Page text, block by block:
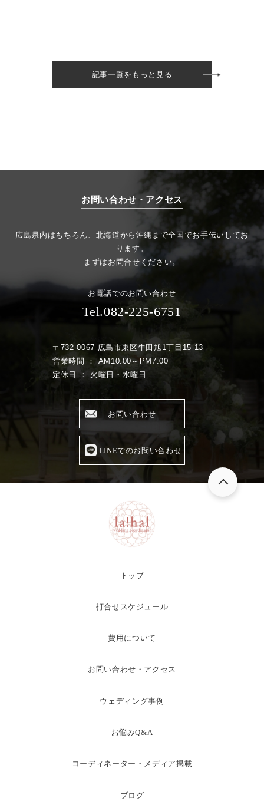
記事一覧をもっと見る
お問い合わせ・アクセス
広島県内はもちろん、北海道から沖縄まで全国でお手伝いしてお
ります。
まずはお問合せください。
お電話でのお問い合わせ
Tel.082-225-6751
〒732-0067 広島市東区牛田旭1丁目15-13
営業時間 ： AM10:00～PM7:00
定休日 ： 火曜日・水曜日
お問い合わせ
LINEでのお問い合わせ
トップ
打合せスケジュール
費用について
お問い合わせ・アクセス
ウェディング事例
お悩みQ&A
コーディネーター・メディア掲載
ブログ